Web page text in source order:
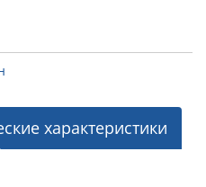
характеристики